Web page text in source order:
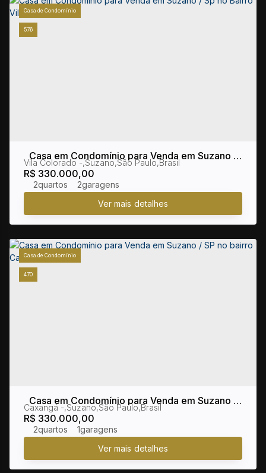
576
Casa de Condomínio
Casa em Condomínio para Venda em Suzano /
Sp no Bairro Vila Colorado
R$ 330.000,00
Vila Colorado ,Suzano,São Paulo,Brasil
2 2
470
Casa de Condomínio
Casa em Condomínio para Venda em Suzano /
SP no bairro Caxanga
R$ 330.000,00
Caxangá ,Suzano,São Paulo,Brasil
2 1